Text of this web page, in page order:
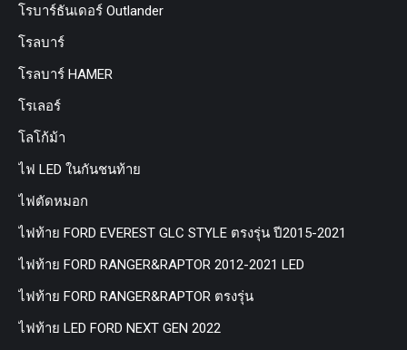
โรบาร์ธันเดอร์ Outlander
โรลบาร์
โรลบาร์ HAMER
โรเลอร์
โลโก้ม้า
ไฟ LED ในกันชนท้าย
ไฟตัดหมอก
ไฟท้าย FORD EVEREST GLC STYLE ตรงรุ่น ปี2015-2021
ไฟท้าย FORD RANGER&RAPTOR 2012-2021 LED
ไฟท้าย FORD RANGER&RAPTOR ตรงรุ่น
ไฟท้าย LED FORD NEXT GEN 2022